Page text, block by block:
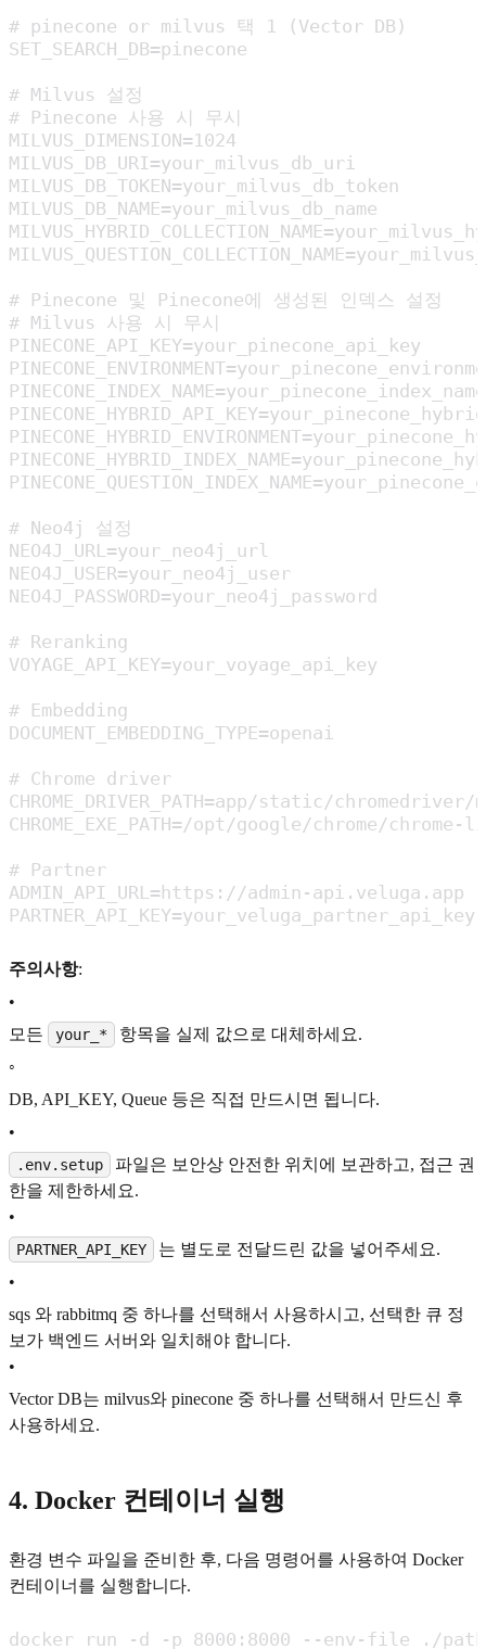
# pinecone or milvus 택 1 (Vector DB)
SET_SEARCH_DB=pinecone
# Milvus 설정
# Pinecone 사용 시 무시
MILVUS_DIMENSION=1024
MILVUS_DB_URI=your_milvus_db_uri
MILVUS_DB_TOKEN=your_milvus_db_token
MILVUS_DB_NAME=your_milvus_db_name
# Pinecone 및 Pinecone에 생성된 인덱스 설정
# Milvus 사용 시 무시
PINECONE_API_KEY=your_pinecone_api_key
PINECONE_INDEX_NAME=your_pinecone_index_name
# Neo4j 설정
NEO4J_URL=your_neo4j_url
NEO4J_USER=your_neo4j_user
NEO4J_PASSWORD=your_neo4j_password
# Reranking
VOYAGE_API_KEY=your_voyage_api_key
# Embedding
DOCUMENT_EMBEDDING_TYPE=openai
# Chrome driver
CHROME_DRIVER_PATH=app/static/
CHROME_EXE_PATH=/opt/google/chrome/
# Partner
ADMIN_API_URL=https://admin-api.veluga.app
PARTNER_API_KEY=your_veluga_partner_api_key
주의사항:
•
모든
your_*
항목을 실제 값으로 대체하세요.
◦
DB, API_KEY, Queue 등은 직접 만드시면 됩니다.
•
.env.setup
파일은 보안상 안전한 위치에 보관하고, 접근 권
한을 제한하세요.
•
PARTNER_API_KEY
는 별도로 전달드린 값을 넣어주세요.
•
sqs 와 rabbitmq 중 하나를 선택해서 사용하시고, 선택한 큐 정
보가 백엔드 서버와 일치해야 합니다.
•
Vector DB는 milvus와 pinecone 중 하나를 선택해서 만드신 후
사용하세요.
4. Docker 컨테이너 실행
환경 변수 파일을 준비한 후, 다음 명령어를 사용하여 Docker
컨테이너를 실행합니다.